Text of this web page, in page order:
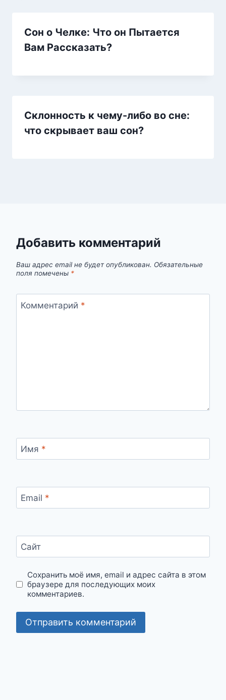
Сон о Челке: Что он Пытается
Вам Рассказать?
Склонность к чему-либо во сне:
что скрывает ваш сон?
Добавить комментарий
Ваш адрес email не будет опубликован. Обязательные
поля помечены *
Комментарий *
Имя *
Email *
Сайт
Сохранить моё имя, email и адрес сайта в этом
браузере для последующих моих
комментариев.